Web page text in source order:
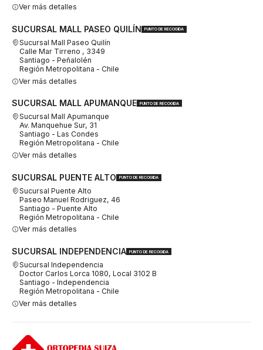
Ver más detalles
SUCURSAL MALL PASEO QUILÍN PUNTO DE RECOGIDA
Sucursal Mall Paseo Quilín
Calle Mar Tirreno , 3349
Santiago - Peñalolén
Región Metropolitana - Chile
Ver más detalles
SUCURSAL MALL APUMANQUE PUNTO DE RECOGIDA
Sucursal Mall Apumanque
Av. Manquehue Sur, 31
Santiago - Las Condes
Región Metropolitana - Chile
Ver más detalles
SUCURSAL PUENTE ALTO PUNTO DE RECOGIDA
Sucursal Puente Alto
Paseo Manuel Rodriguez, 46
Santiago - Puente Alto
Región Metropolitana - Chile
Ver más detalles
SUCURSAL INDEPENDENCIA PUNTO DE RECOGIDA
Sucursal Independencia
Doctor Carlos Lorca 1080, Local 3102 B
Santiago - Independencia
Región Metropolitana - Chile
Ver más detalles